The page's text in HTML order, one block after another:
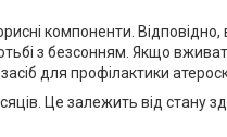
компоненти. Відповідно,
з безсонням. Якщо
для профілактики
Це залежить від стану